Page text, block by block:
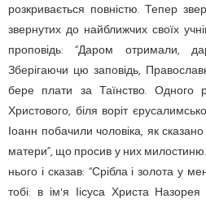
розкривається повністю. Тепер
звернутих до найближчих своїх
проповідь: “Даром отримали,
Зберігаючи цю заповідь,
бере плати за Таїнство. Одного
Христового, біля воріт
Іоанн побачили чоловіка, як
матери”, що просив у них
нього і сказав: “Срібла і золота
тобі: в ім'я Іісуса Христа